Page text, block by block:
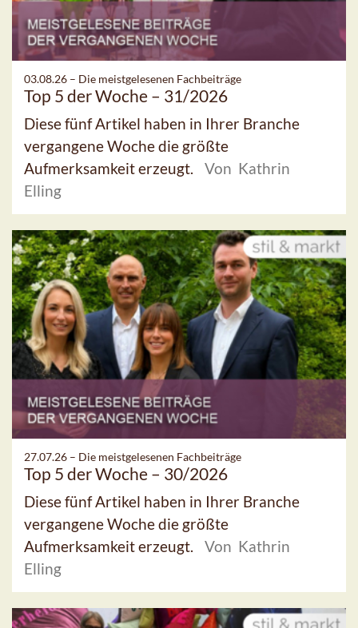
03.08.26 – Die meistgelesenen Fachbeiträge
Top 5 der Woche – 31/2026
Diese fünf Artikel haben in Ihrer Branche
vergangene Woche die größte
Aufmerksamkeit erzeugt.
Von Kathrin
Elling
27.07.26 – Die meistgelesenen Fachbeiträge
Top 5 der Woche – 30/2026
Diese fünf Artikel haben in Ihrer Branche
vergangene Woche die größte
Aufmerksamkeit erzeugt.
Von Kathrin
Elling